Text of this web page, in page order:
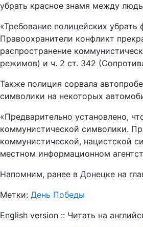
убрать красное знамя между
«Требование полицейских
Правоохранители конфликт
распространение
режимов) и ч. 2 ст. 342
Также полиция сорвала
символики на некоторых
«Предварительно установлено,
коммунистической символики.
коммунистической, нацистской
местном информационном
Напомним, ранее в Донецке на
Метки: День Победы
English version :: Читать на